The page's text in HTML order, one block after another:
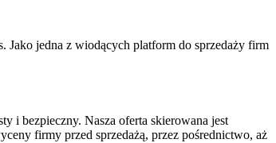
Jako jedna z wiodących platform do sprzedaży firm
i bezpieczny. Nasza oferta skierowana jest
firmy przed sprzedażą, przez pośrednictwo, aż